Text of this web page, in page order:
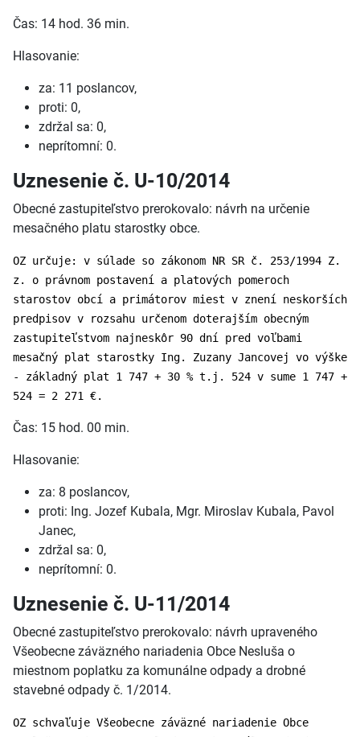
Čas: 14 hod. 36 min.
Hlasovanie:
za: 11 poslancov,
proti: 0,
zdržal sa: 0,
neprítomní: 0.
Uznesenie č. U-10/2014
Obecné zastupiteľstvo prerokovalo: návrh na určenie
mesačného platu starostky obce.
OZ určuje: v súlade so zákonom NR SR č. 253/1994 Z.
z. o právnom postavení a platových pomeroch
starostov obcí a primátorov miest v znení neskorších
predpisov v rozsahu určenom doterajším obecným
zastupiteľstvom najneskôr 90 dní pred voľbami
mesačný plat starostky Ing. Zuzany Jancovej vo výške
- základný plat 1 747 + 30 % t.j. 524 v sume 1 747 +
524 = 2 271 €.
Čas: 15 hod. 00 min.
Hlasovanie:
za: 8 poslancov,
proti: Ing. Jozef Kubala, Mgr. Miroslav Kubala, Pavol
Janec,
zdržal sa: 0,
neprítomní: 0.
Uznesenie č. U-11/2014
Obecné zastupiteľstvo prerokovalo: návrh upraveného
Všeobecne záväzného nariadenia Obce Nesluša o
miestnom poplatku za komunálne odpady a drobné
stavebné odpady č. 1/2014.
OZ schvaľuje Všeobecne záväzné nariadenie Obce